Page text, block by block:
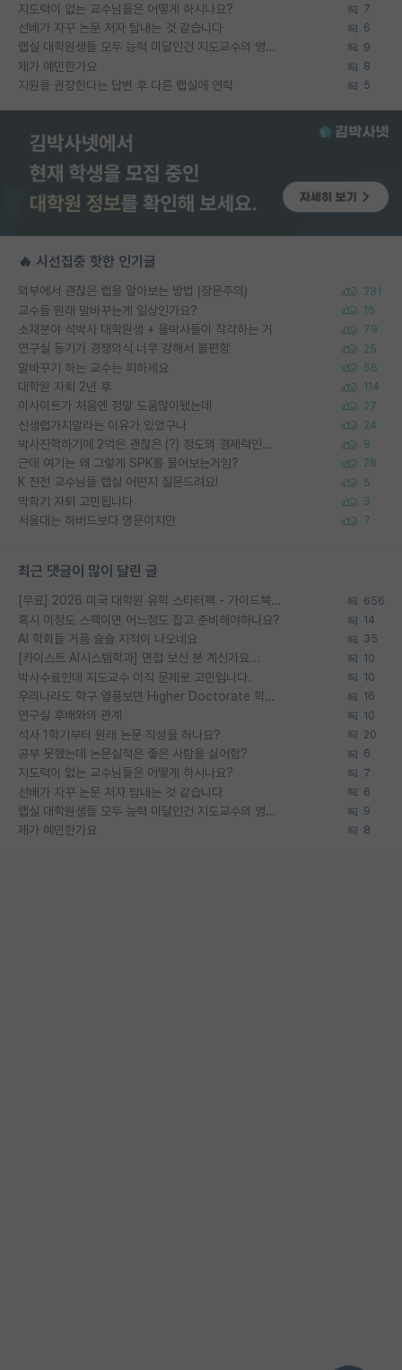
지도력이 없는 교수님들은 어떻게 하시나요? 7
선배가 자꾸 논문 저자 탐내는 것 같습니다 6
랩실 대학원생들 모두 능력 미달인건 지도교수의 영향 아닌가? 9
제가 예민한가요 8
지원을 권장한다는 답변 후 다른 랩실에 연락 5
🔥 시선집중 핫한 인기글
외부에서 괜찮은 랩을 알아보는 방법 (장문주의) 281
교수들 원래 말바꾸는게 일상인가요? 16
소재분야 석박사 대학원생 + 물박사들이 착각하는 거 79
연구실 동기가 경쟁의식 너무 강해서 불편함 25
말바꾸기 하는 교수는 피하세요 56
대학원 자퇴 2년 후 114
이사이트가 처음엔 정말 도움많이됐는데 27
신생랩가지말라는 이유가 있었구나 24
박사진학하기에 2억은 괜찮은 (?) 정도의 경제력인가요 9
근데 여기는 왜 그렇게 SPK를 물어보는거임? 28
K 전전 교수님들 랩실 어떤지 질문드려요! 5
막학기 자퇴 고민됩니다 3
서울대는 하버드보다 명문이지만 7
최근 댓글이 많이 달린 글
[무료] 2026 미국 대학원 유학 스타터팩 - 가이드북 & 합격자 컨택메일 템플릿 656
혹시 이정도 스펙이면 어느정도 잡고 준비해야하나요? 14
AI 학회들 거품 슬슬 지적이 나오네요 35
[카이스트 AI시스템학과] 면접 보신 분 계신가요... 10
박사수료인데 지도교수 이직 문제로 고민입니다. 10
우리나라도 학구 열풍보면 Higher Doctorate 학위가 필요하다고 봅니다. 16
연구실 후배와의 관계 10
석사 1학기부터 원래 논문 작성을 하나요? 20
공부 못했는데 논문실적은 좋은 사람을 싫어함? 6
지도력이 없는 교수님들은 어떻게 하시나요? 7
선배가 자꾸 논문 저자 탐내는 것 같습니다 6
랩실 대학원생들 모두 능력 미달인건 지도교수의 영향 아닌가? 9
제가 예민한가요 8